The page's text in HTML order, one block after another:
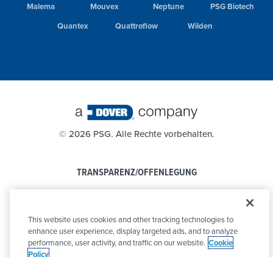
Malema
Mouvex Neptune
PSG Biotech
Quantex
Quattroflow Wilden
© 2026 PSG. Alle Rechte vorbehalten.
TRANSPARENZ/OFFENLEGUNG
VERHALTENSKODEX
This website uses cookies and other tracking technologies to
enhance user experience, display targeted ads, and to analyze
performance, user activity, and traffic on our website. Cookie
Policy